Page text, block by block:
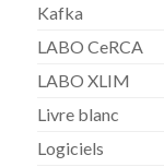
Kafka
LABO CeRCA
LABO XLIM
Livre blanc
Logiciels